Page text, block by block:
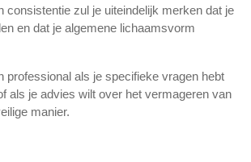
consistentie zul je uiteindelijk merken dat je
en dat je algemene lichaamsvorm
professional als je specifieke vragen hebt
als je advies wilt over het vermageren van
manier.